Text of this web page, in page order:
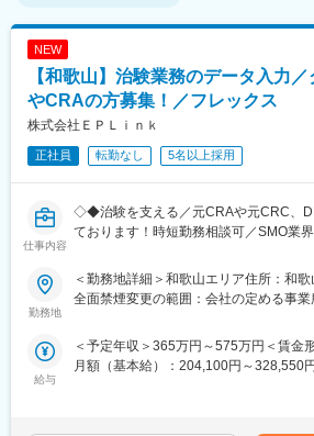
NEW
【和歌山】治験業務のデータ入力
やCRAの方募集！／フレックス
株式会社ＥＰＬｉｎｋ
正社員 転勤なし 5名以上採用
仕事内容
◇◆治験を支える／元CRAや元CRC、
ております！時短勤務相談可／SMO業
【はじめに】
が行うことで、治験の業務の「Speed
ります！
勤務地
＜勤務地詳細＞和歌山エリア住所：和
全面禁煙変更の範囲：会社の定める事業
給与
＜予定年収＞365万円～575万円＜賃金
月額（基本給）：204,100円～328,550